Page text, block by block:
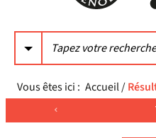
Vous êtes ici : Accueil/